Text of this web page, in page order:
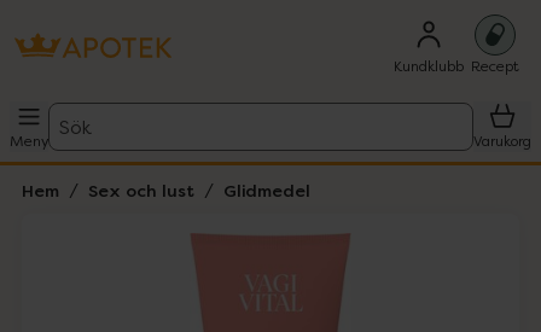
Kundklubb Recept
Meny
Sök
Varukorg
Hem Sex och lust Glidmedel
Lista: . Innehåller 1 objekt.